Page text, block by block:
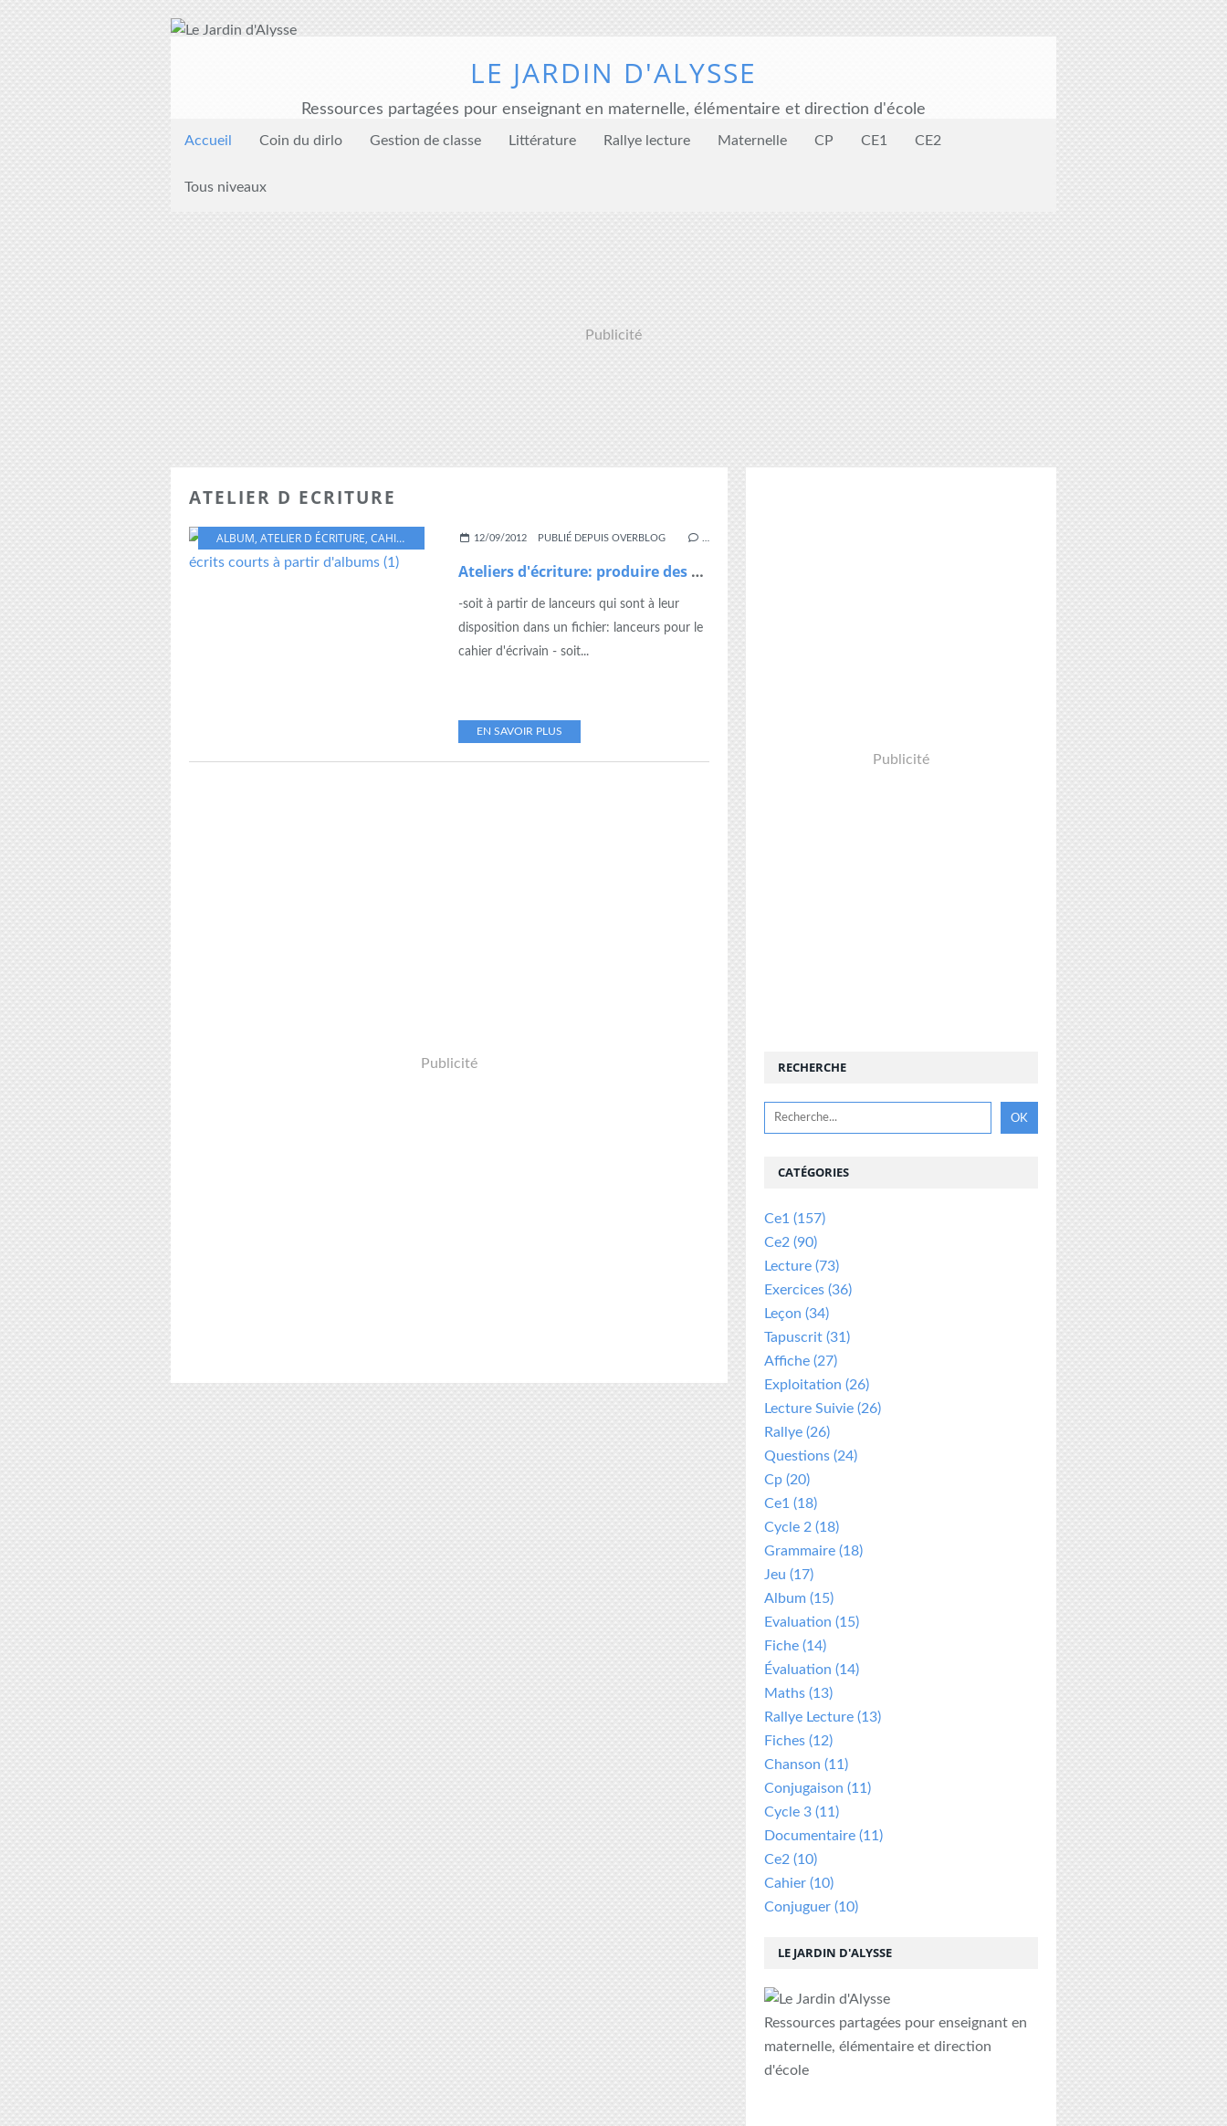
LE JARDIN D'ALYSSE
Ressources partagées pour enseignant en maternelle, élémentaire et direction d'école
Accueil Coin du dirlo Gestion de classe Littérature Rallye lecture Maternelle CP CE1 CE2
Tous niveaux
Publicité
ATELIER D ECRITURE
ALBUM, ATELIER D ÉCRITURE, CAHIER ,CP,CYCLE 3 ÉCRIT COURT,ECRITURE,ÉCRIVAIN
12/09/2012 PUBLIÉ DEPUIS OVERBLOG
Ateliers d'écriture: produire des écrits courts à partir d'albums (1)
-soit à partir de lanceurs qui sont à leur
disposition dans un fichier: lanceurs pour le
cahier d'écrivain - soit...
EN SAVOIR PLUS
Publicité
Publicité
RECHERCHE
LE JARDIN D'ALYSSE
Ressources partagées pour enseignant en
maternelle, élémentaire et direction
d'école
CATÉGORIES
Ce1 (157)
Ce2 (90)
Lecture (73)
Exercices (36)
Leçon (34)
Tapuscrit (31)
Affiche (27)
Exploitation (26)
Lecture Suivie (26)
Rallye (26)
Questions (24)
Cp (20)
Ce1 (18)
Cycle 2 (18)
Grammaire (18)
Jeu (17)
Album (15)
Evaluation (15)
Fiche (14)
Évaluation (14)
Maths (13)
Rallye Lecture (13)
Fiches (12)
Chanson (11)
Conjugaison (11)
Cycle 3 (11)
Documentaire (11)
Ce2 (10)
Cahier (10)
Conjuguer (10)